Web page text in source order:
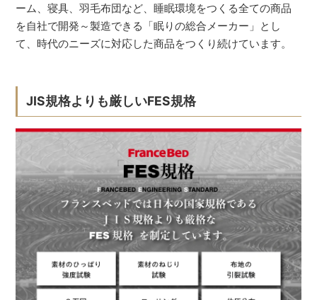
ーム、寝具、羽毛布団など、睡眠環境をつくる全ての商品
を自社で開発～製造できる「眠りの総合メーカー」とし
て、時代のニーズに対応した商品をつくり続けています。
JIS規格よりも厳しいFES規格